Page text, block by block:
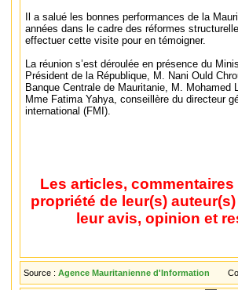
Il a salué les bonnes performances de la
années dans le cadre des réformes
effectuer cette visite pour en témoigner.
La réunion s’est déroulée en présence du
Président de la République, M. Nani Ould
Banque Centrale de Mauritanie, M. Mohamed
Mme Fatima Yahya, conseillère du directeur
international (FMI).
Les articles,
propriété de leur(s)
leur avis, opinion et
Source : Agence Mauritanienne d'Information